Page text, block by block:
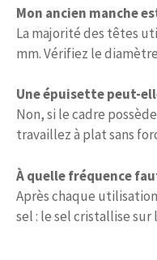
Mon ancien manche
La majorité des têtes
mm. Vérifiez le
Une épuisette peut-
Non, si le cadre
travaillez à plat sans
À quelle fréquence
Après chaque
sel : le sel cristallise sur